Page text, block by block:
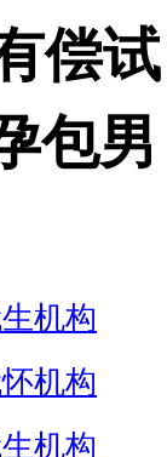
偿试
包男
机构
机构
机构